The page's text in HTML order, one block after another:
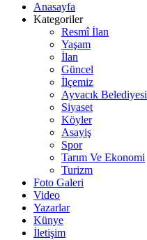
Anasayfa
Kategoriler
Resmî İlan
Yaşam
İlan
Güncel
İlçemiz
Ayvacık Belediyesi
Siyaset
Köyler
Asayiş
Spor
Tarım Ve Ekonomi
Turizm
Foto Galeri
Video
Yazarlar
Künye
İletişim